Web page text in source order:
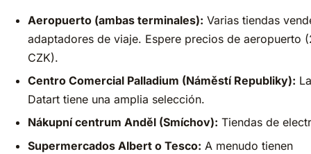
Aeropuerto (ambas terminales): Varias tiendas
adaptadores de viaje. Espere precios de aeropuerto
CZK).
Centro Comercial Palladium (Náměstí Republiky):
Datart tiene una amplia selección.
Nákupní centrum Anděl (Smíchov): Tiendas de
Supermercados Albert o Tesco: A menudo tienen